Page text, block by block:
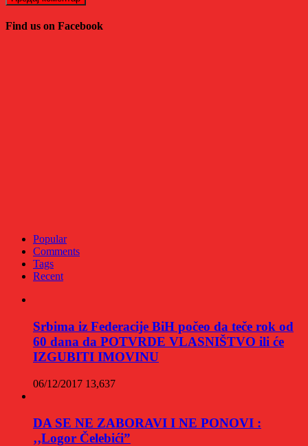
Find us on Facebook
Popular
Comments
Tags
Recent
Srbima iz Federacije BiH počeo da teče rok od
60 dana da POTVRDE VLASNIŠTVO ili će
IZGUBITI IMOVINU
06/12/2017 13,637
DA SE NE ZABORAVI I NE PONOVI :
‚‚Logor Čelebići”